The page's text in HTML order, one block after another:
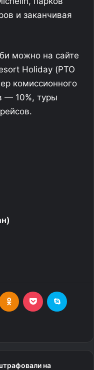
и заканчивая
можно на сайте
Holiday (РТО
комиссионного
— 10%, туры
на